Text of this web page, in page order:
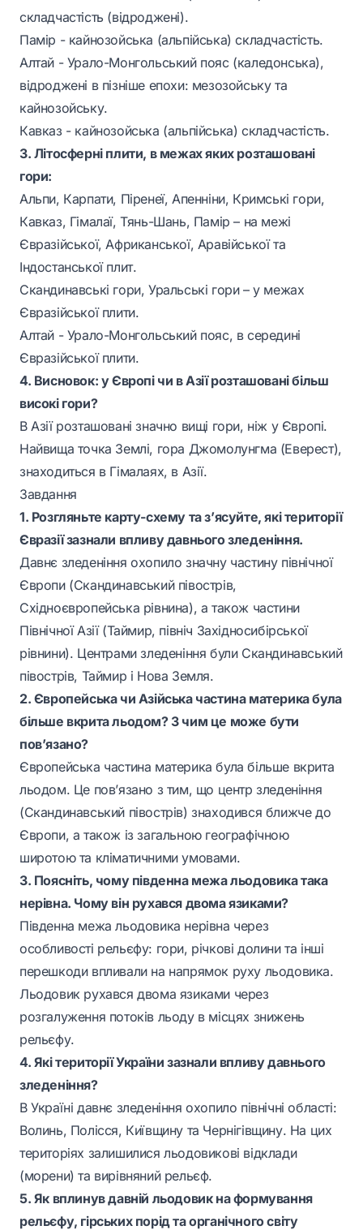
складчастість (відроджені).
Памір - кайнозойська (альпійська) складчастість.
Алтай - Урало-Монгольський пояс (каледонська),
відроджені в пізніше епохи: мезозойську та
кайнозойську.
Кавказ - кайнозойська (альпійська) складчастість.
3. Літосферні плити, в межах яких розташовані
гори:
Альпи, Карпати, Піренеї, Апенніни, Кримські гори,
Кавказ, Гімалаї, Тянь-Шань, Памір – на межі
Євразійської, Африканської, Аравійської та
Індостанської плит.
Скандинавські гори, Уральські гори – у межах
Євразійської плити.
Алтай - Урало-Монгольський пояс, в середині
Євразійської плити.
4. Висновок: у Європі чи в Азії розташовані більш
високі гори?
В Азії розташовані значно вищі гори, ніж у Європі.
Найвища точка Землі, гора Джомолунгма (Еверест),
знаходиться в Гімалаях, в Азії.
Завдання
1. Розгляньте карту-схему та з’ясуйте, які території
Євразії зазнали впливу давнього зледеніння.
Давнє зледеніння охопило значну частину північної
Європи (Скандинавський півострів,
Східноєвропейська рівнина), а також частини
Північної Азії (Таймир, північ Західносибірської
рівнини). Центрами зледеніння були Скандинавський
півострів, Таймир і Нова Земля.
2. Європейська чи Азійська частина материка була
більше вкрита льодом? З чим це може бути
пов’язано?
Європейська частина материка була більше вкрита
льодом. Це пов’язано з тим, що центр зледеніння
(Скандинавський півострів) знаходився ближче до
Європи, а також із загальною географічною
широтою та кліматичними умовами.
3. Поясніть, чому південна межа льодовика така
нерівна. Чому він рухався двома язиками?
Південна межа льодовика нерівна через
особливості рельєфу: гори, річкові долини та інші
перешкоди впливали на напрямок руху льодовика.
Льодовик рухався двома язиками через
розгалуження потоків льоду в місцях знижень
рельєфу.
4. Які території України зазнали впливу давнього
зледеніння?
В Україні давнє зледеніння охопило північні області:
Волинь, Полісся, Київщину та Чернігівщину. На цих
територіях залишилися льодовикові відклади
(морени) та вирівняний рельєф.
5. Як вплинув давній льодовик на формування
рельєфу, гірських порід та органічного світу